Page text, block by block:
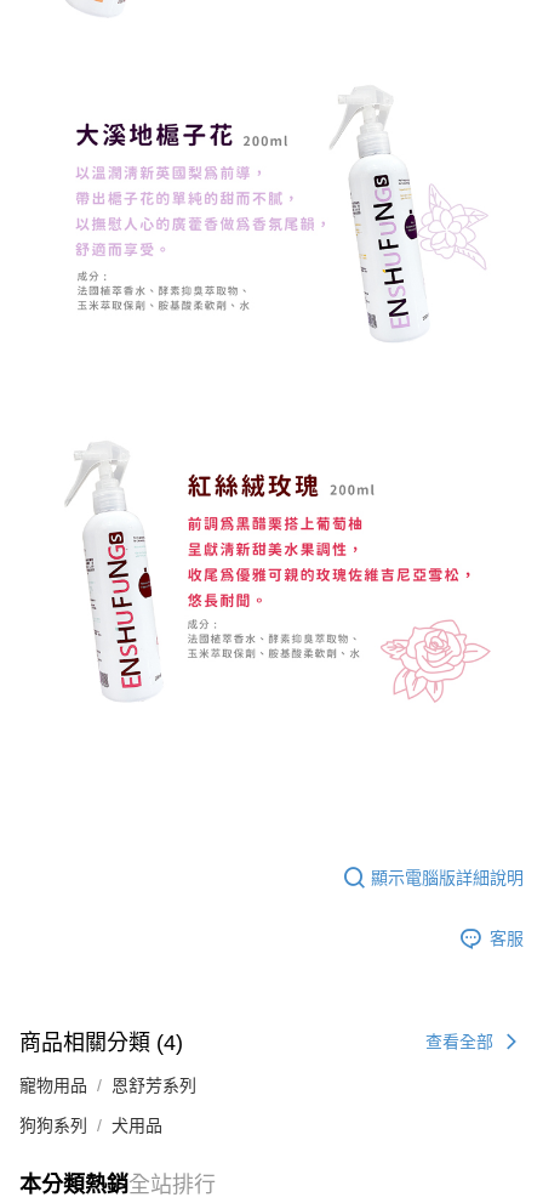
顯示電腦版詳細說明
客服
商品相關分類 (4) 查看全部
寵物用品 恩舒芳系列
狗狗系列 犬用品
本分類熱銷全站排行